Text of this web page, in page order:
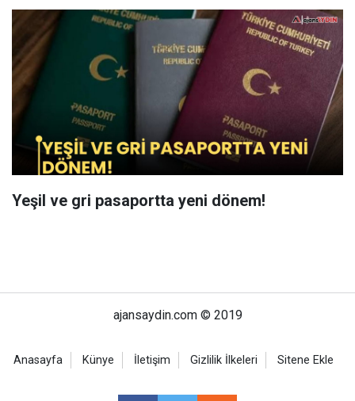
Yeşil ve gri pasaportta yeni dönem!
ajansaydin.com © 2019
Anasayfa Künye İletişim Gizlilik İlkeleri Sitene Ekle